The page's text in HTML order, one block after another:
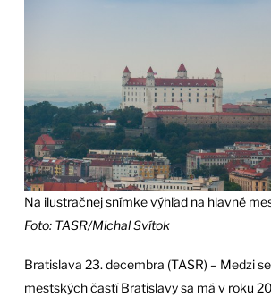
Na ilustračnej snímke výhľad na hlavné
Foto: TASR/Michal Svítok
Bratislava 23. decembra (TASR) – Medzi
mestských častí Bratislavy sa má v roku